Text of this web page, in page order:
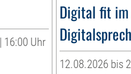
16:00 Uhr
Digital fit
12.08.2026 bis